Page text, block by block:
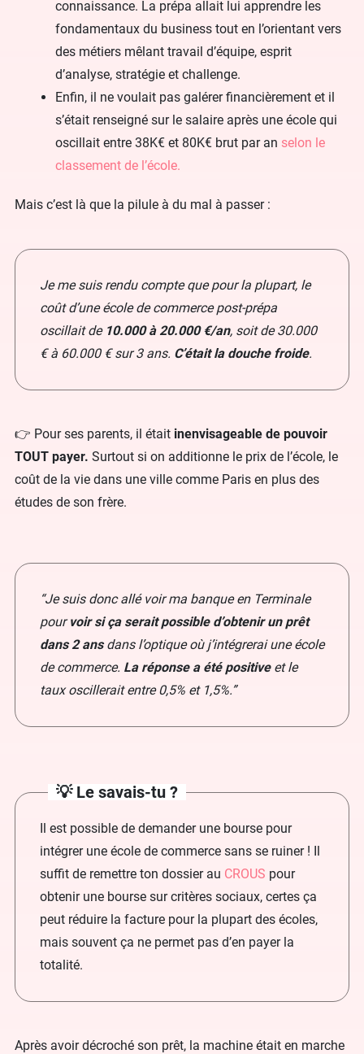
connaissance. La prépa allait lui apprendre les
fondamentaux du business tout en l’orientant vers
des métiers mêlant travail d’équipe, esprit
d’analyse, stratégie et challenge.
Enfin, il ne voulait pas galérer financièrement et il
s’était renseigné sur le salaire après une école qui
oscillait entre 38K€ et 80K€ brut par an selon le
classement de l’école.
Mais c’est là que la pilule à du mal à passer :
Je me suis rendu compte que pour la plupart, le
coût d’une école de commerce post-prépa
oscillait de 10.000 à 20.000 €/an, soit de 30.000
€ à 60.000 € sur 3 ans. C’était la douche froide.
👉 Pour ses parents, il était inenvisageable de pouvoir
TOUT payer. Surtout si on additionne le prix de l’école, le
coût de la vie dans une ville comme Paris en plus des
études de son frère.
“Je suis donc allé voir ma banque en Terminale
pourvoir si ça serait possible d’obtenir un prêt
dans 2 ansdans l’optique où j’intégrerai une école
de commerce. La réponse a été positiveet le
taux oscillerait entre 0,5% et 1,5%.”
💡 Le savais-tu ?
Il est possible de demander une bourse pour
intégrer une école de commerce sans se ruiner ! Il
suffit de remettre ton dossier au CROUS pour
obtenir une bourse sur critères sociaux, certes ça
peut réduire la facture pour la plupart des écoles,
mais souvent ça ne permet pas d’en payer la
totalité.
Après avoir décroché son prêt, la machine était en marche